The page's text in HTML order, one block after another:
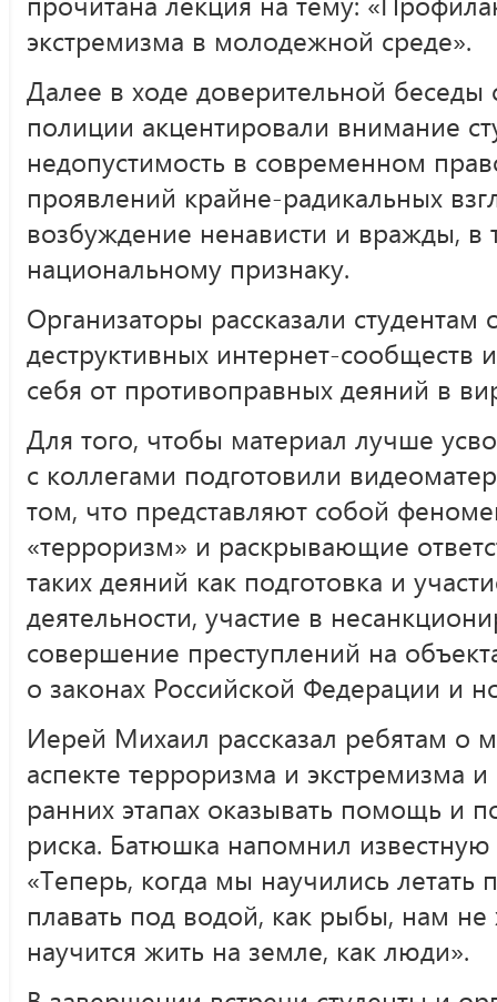
экстремизма в молодежной среде».
Далее в ходе доверительной беседы
полиции акцентировали внимание
недопустимость в современном
проявлений крайне-радикальных
возбуждение ненависти и вражды, в
национальному признаку.
Организаторы рассказали студентам
деструктивных интернет-сообществ
себя от противоправных деяний в
Для того, чтобы материал лучше
с коллегами подготовили
том, что представляют собой
«терроризм» и раскрывающие
таких деяний как подготовка и
деятельности, участие в
совершение преступлений на
о законах Российской Федерации и
Иерей Михаил рассказал ребятам о
аспекте терроризма и экстремизма
ранних этапах оказывать помощь и
риска. Батюшка напомнил
«Теперь, когда мы научились летать
плавать под водой, как рыбы, нам не
научится жить на земле, как люди».